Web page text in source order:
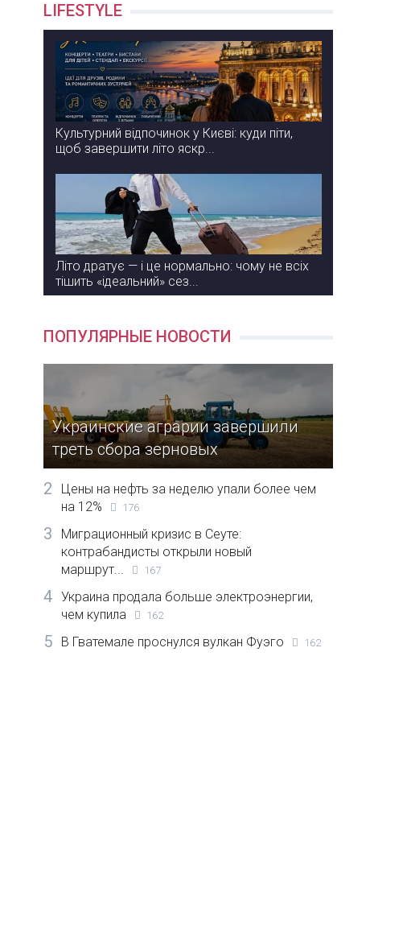
LIFESTYLE
Культурний відпочинок у Києві: куди піти,
щоб завершити літо яскр...
Літо дратує — і це нормально: чому не всіх
тішить «ідеальний» сез...
ПОПУЛЯРНЫЕ НОВОСТИ
Украинские аграрии завершили
треть сбора зерновых
2
Цены на нефть за неделю упали более чем
на 12%
176
3
Миграционный кризис в Сеуте:
контрабандисты открыли новый
маршрут...
167
4
Украина продала больше электроэнергии,
чем купила
162
5 В Гватемале проснулся вулкан Фуэго 162